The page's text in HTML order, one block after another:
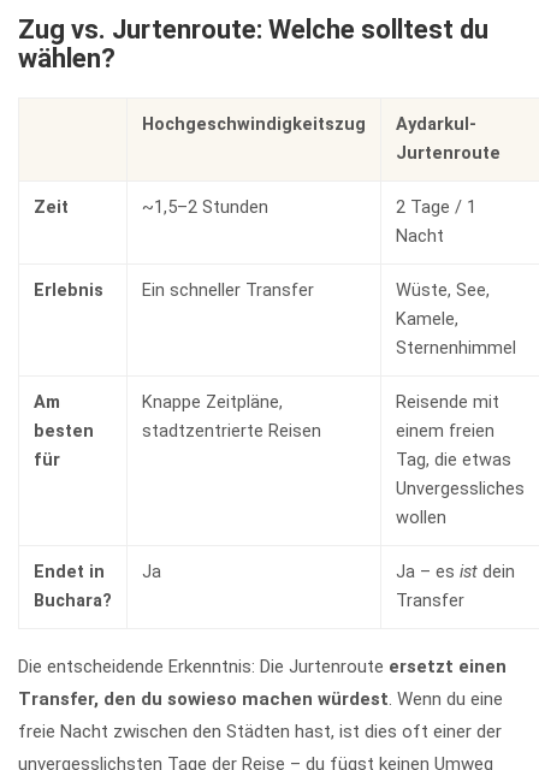
Zug vs. Jurtenroute: Welche solltest du
wählen?
Hochgeschwindigkeitszug
Aydarkul-
Jurtenroute
Zeit ~1,5–2 Stunden
2 Tage / 1
Nacht
Erlebnis Ein schneller Transfer
Wüste, See,
Kamele,
Sternenhimmel
Am
besten
für
Knappe Zeitpläne,
stadtzentrierte Reisen
Reisende mit
einem freien
Tag, die etwas
Unvergessliches
wollen
Endet in
Buchara?
Ja Ja – es ist dein
Transfer
Die entscheidende Erkenntnis: Die Jurtenroute ersetzt einen
Transfer, den du sowieso machen würdest. Wenn du eine
freie Nacht zwischen den Städten hast, ist dies oft einer der
unvergesslichsten Tage der Reise – du fügst keinen Umweg